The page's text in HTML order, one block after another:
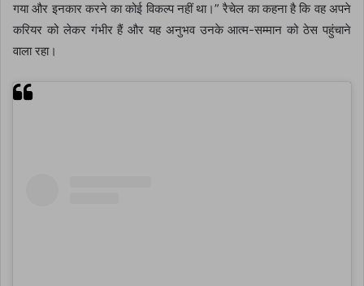
गया और इनकार करने का कोई विकल्प नहीं था।” रैचेल का कहना है कि वह अपने
करियर को लेकर गंभीर हैं और यह अनुभव उनके आत्म-सम्मान को ठेस पहुंचाने
वाला रहा।